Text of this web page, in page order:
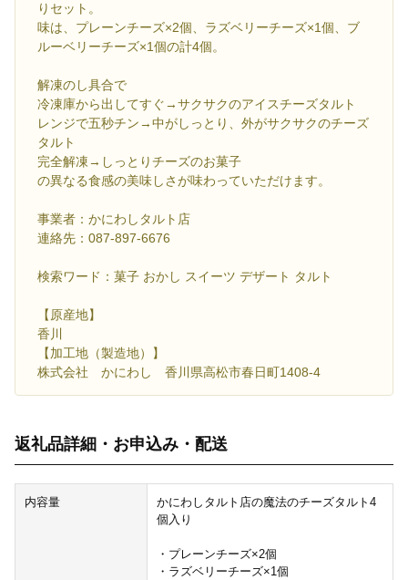
りセット。
味は、プレーンチーズ×2個、ラズベリーチーズ×1個、ブ
ルーベリーチーズ×1個の計4個。
解凍のし具合で
冷凍庫から出してすぐ→サクサクのアイスチーズタルト
レンジで五秒チン→中がしっとり、外がサクサクのチーズ
タルト
完全解凍→しっとりチーズのお菓子
の異なる食感の美味しさが味わっていただけます。
事業者：かにわしタルト店
連絡先：087-897-6676
検索ワード：菓子 おかし スイーツ デザート タルト
【原産地】
香川
【加工地（製造地）】
株式会社 かにわし 香川県高松市春日町1408-4
返礼品詳細・お申込み・配送
内容量
かにわしタルト店の魔法のチーズタルト4
個入り
・プレーンチーズ×2個
・ラズベリーチーズ×1個